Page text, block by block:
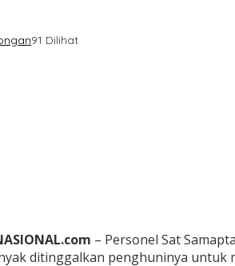
91 Dilihat
– Personel Sat
ditinggalkan penghuninya untuk